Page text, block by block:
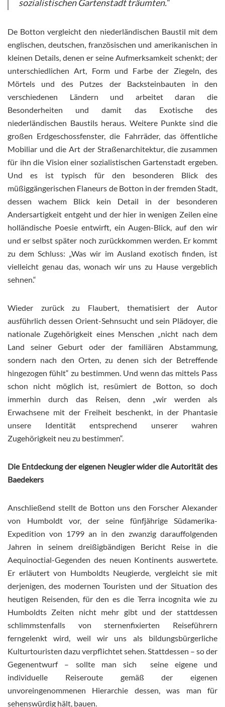
sozialistischen Gartenstadt träumten.“
De Botton vergleicht den niederländischen Baustil mit dem
englischen, deutschen, französischen und amerikanischen in
kleinen Details, denen er seine Aufmerksamkeit schenkt; der
unterschiedlichen Art, Form und Farbe der Ziegeln, des
Mörtels und des Putzes der Backsteinbauten in den
verschiedenen Ländern und arbeitet daran die
Besonderheiten und damit das Exotische des
niederländischen Baustils heraus. Weitere Punkte sind die
großen Erdgeschossfenster, die Fahrräder, das öffentliche
Mobiliar und die Art der Straßenarchitektur, die zusammen
für ihn die Vision einer sozialistischen Gartenstadt ergeben.
Und es ist typisch für den besonderen Blick des
müßiggängerischen Flaneurs de Botton in der fremden Stadt,
dessen wachem Blick kein Detail in der besonderen
Andersartigkeit entgeht und der hier in wenigen Zeilen eine
holländische Poesie entwirft, ein Augen-Blick, auf den wir
und er selbst später noch zurückkommen werden. Er kommt
zu dem Schluss: „Was wir im Ausland exotisch finden, ist
vielleicht genau das, wonach wir uns zu Hause vergeblich
sehnen.“
Wieder zurück zu Flaubert, thematisiert der Autor
ausführlich dessen Orient-Sehnsucht und sein Plädoyer, die
nationale Zugehörigkeit eines Menschen „nicht nach dem
Land seiner Geburt oder der familiären Abstammung,
sondern nach den Orten, zu denen sich der Betreffende
hingezogen fühlt“ zu bestimmen. Und wenn das mittels Pass
schon nicht möglich ist, resümiert de Botton, so doch
immerhin durch das Reisen, denn „wir werden als
Erwachsene mit der Freiheit beschenkt, in der Phantasie
unsere Identität entsprechend unserer wahren
Zugehörigkeit neu zu bestimmen“.
Die Entdeckung der eigenen Neugier wider die Autorität des
Baedekers
Anschließend stellt de Botton uns den Forscher Alexander
von Humboldt vor, der seine fünfjährige Südamerika-
Expedition von 1799 an in den zwanzig darauffolgenden
Jahren in seinem dreißigbändigen Bericht Reise in die
Aequinoctial-Gegenden des neuen Kontinents auswertete.
Er erläutert von Humboldts Neugierde, vergleicht sie mit
derjenigen, des modernen Touristen und der Situation des
heutigen Reisenden, für den es die Terra incognita wie zu
Humboldts Zeiten nicht mehr gibt und der stattdessen
schlimmstenfalls von sternenfixierten Reiseführern
ferngelenkt wird, weil wir uns als bildungsbürgerliche
Kulturtouristen dazu verpflichtet sehen. Stattdessen – so der
Gegenentwurf – sollte man sich seine eigene und
individuelle Reiseroute gemäß der eigenen
unvoreingenommenen Hierarchie dessen, was man für
sehenswürdig hält, bauen.